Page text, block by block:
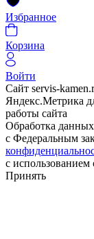
Избранное
Корзина
Войти
Сайт servis-
Яндекс.Метрика
работы сайта
Обработка данных
с Федеральным
с
Принять